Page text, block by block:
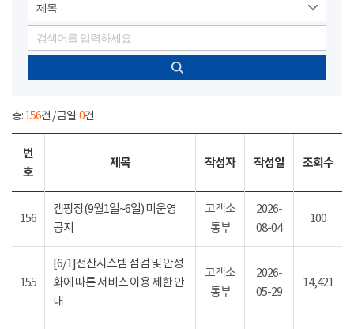
제목
총:156건 / 금일:0건
번
호
제목 작성자 작성일 조회수
156
캠핑장(9월1일~6일) 미운영
공지
고객소
통부
2026-
08-04
100
155
[6/1]전산시스템 점검 및 안정
화에 따른 서비스 이용 제한 안
내
고객소
통부
2026-
05-29
14,421